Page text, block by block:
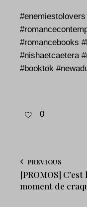
#romancebooks
#nishaetcaetera
#booktok
0
PREVIOUS
[PROMOS] C’est
moment de